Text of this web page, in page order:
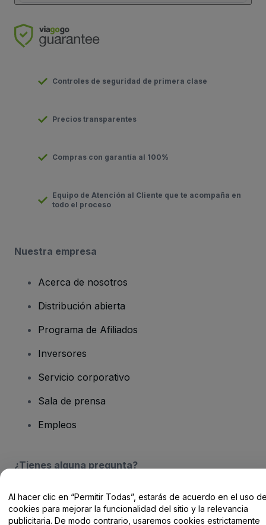
Controles de seguridad de primera clase
Precios transparentes
Compras con garantía al 100%
Equipo de Atención al Cliente que te acompaña en
todo el proceso
Nuestra empresa
Acerca de nosotros
Distribución abierta
Programa de Afiliados
Inversores
Servicio corporativo
Sala de prensa
Empleos
¿Tienes alguna pregunta?
Centro de Ayuda / Contacto
Al hacer clic en “Permitir Todas”, estarás de acuerdo en el uso
cookies para mejorar la funcionalidad del sitio y la relevancia
publicitaria. De modo contrario, usaremos cookies estrictamente